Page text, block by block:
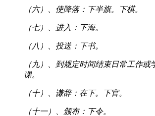
（六）、使降落：下半旗。下棋。
（七）、进入：下海。
（八）、投送：下书。
（九）、到规定时间结束日常工作或
课。
（十）、谦辞：在下。下官。
（十一）、颁布：下令。